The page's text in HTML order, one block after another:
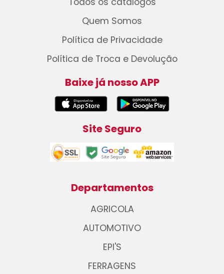
Quem Somos
Política de Privacidade
Política de Troca e Devolução
Baixe já nosso APP
Site Seguro
Departamentos
AGRICOLA
AUTOMOTIVO
EPI'S
FERRAGENS